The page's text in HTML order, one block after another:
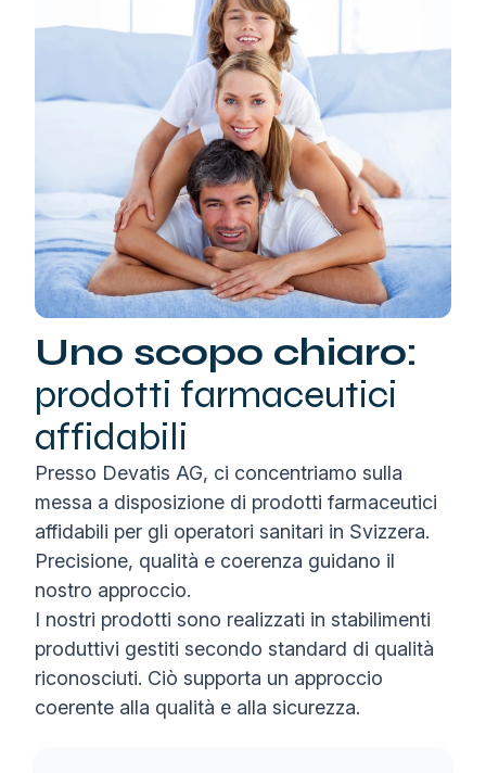
Uno scopo chiaro:
prodotti farmaceutici
affidabili
Presso Devatis AG, ci concentriamo sulla
messa a disposizione di prodotti farmaceutici
affidabili per gli operatori sanitari in Svizzera.
Precisione, qualità e coerenza guidano il
nostro approccio.
I nostri prodotti sono realizzati in stabilimenti
produttivi gestiti secondo standard di qualità
riconosciuti. Ciò supporta un approccio
coerente alla qualità e alla sicurezza.